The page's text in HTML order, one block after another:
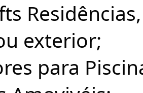
exterior;
para